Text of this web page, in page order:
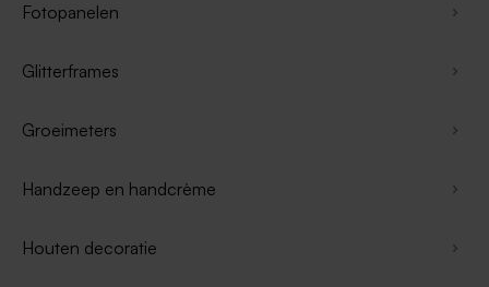
Fotopanelen
Glitterframes
Groeimeters
Handzeep en handcrème
Houten decoratie